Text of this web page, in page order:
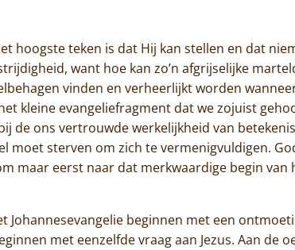
De kloosterwinkel
hoogste teken is dat Hij kan stellen en dat
want hoe kan zo’n afgrijselijke
vinden en verheerlijkt worden
kleine evangeliefragment dat we zojuist
de ons vertrouwde werkelijkheid van
moet sterven om zich te vermenigvuldigen.
maar eerst naar dat merkwaardige begin van
Johannesevangelie beginnen met een
met eenzelfde vraag aan Jezus. Aan de